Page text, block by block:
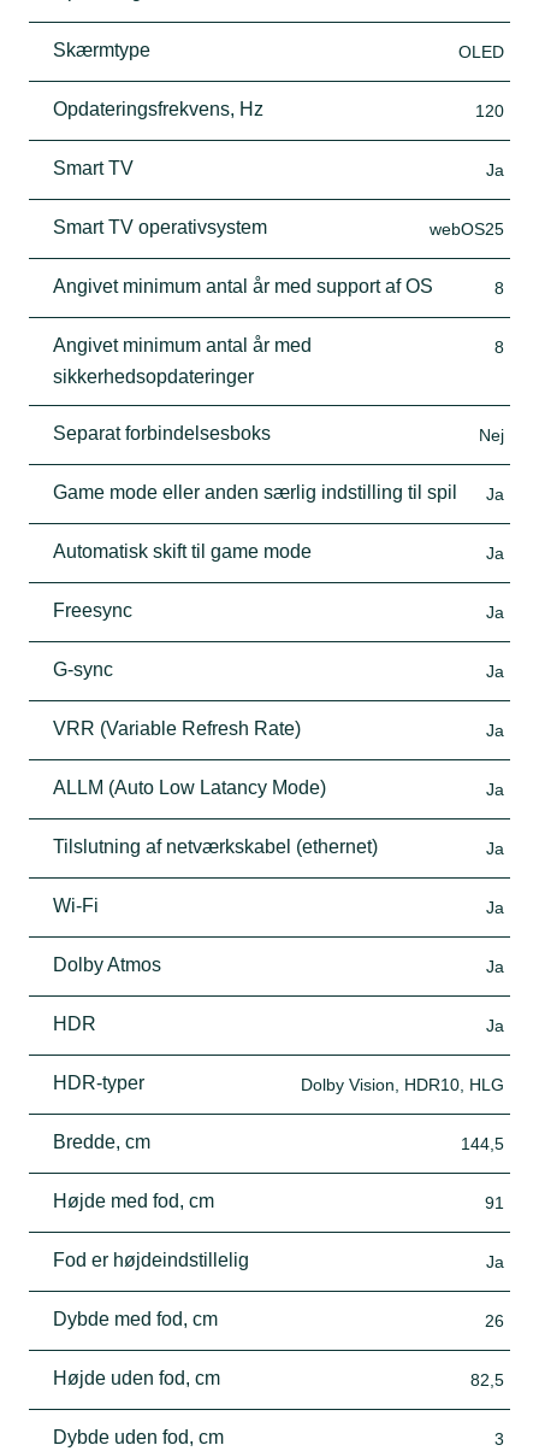
Skærmtype OLED
Opdateringsfrekvens, Hz 120
Smart TV Ja
Smart TV operativsystem webOS25
Angivet minimum antal år med support af OS 8
Angivet minimum antal år med
sikkerhedsopdateringer
8
Separat forbindelsesboks Nej
Game mode eller anden særlig indstilling til spil Ja
Automatisk skift til game mode Ja
Freesync Ja
G-sync Ja
VRR (Variable Refresh Rate) Ja
ALLM (Auto Low Latancy Mode) Ja
Tilslutning af netværkskabel (ethernet) Ja
Wi-Fi Ja
Dolby Atmos Ja
HDR Ja
HDR-typer Dolby Vision, HDR10, HLG
Bredde, cm 144,5
Højde med fod, cm 91
Fod er højdeindstillelig Ja
Dybde med fod, cm 26
Højde uden fod, cm 82,5
Dybde uden fod, cm 3